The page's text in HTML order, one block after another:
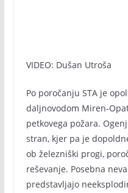
VIDEO: Dušan Utroša
Po poročanju STA je
daljnovodom Miren-
petkovega požara.
stran, kjer pa je
ob železniški progi,
reševanje. Posebna
predstavljajo